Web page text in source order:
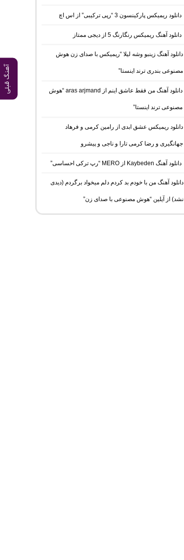
آهنگ قبلی
دانلود ریمیکس پارکینسون 3 “رپی ترکیبی” از اس اچ
دانلود آهنگ ریمیکس رنگارنگ 5 از دیجی ممتاز
دانلود آهنگ زینبو وشه لیلا “ریمیکس با صدای زن هوش
مصنوعی بندری ترند اینستا”
دانلود آهنگ من فقط عاشق اینم از aras arjmand “هوش
مصنوعی ترند اینستا”
دانلود ریمیکس عشق ابدی از رامین کرمی و فرهاد
جهانگیری و رضا کرمی تارا و ناجی و پیشرو
دانلود آهنگ Kaybeden از MERO “رپ ترکی احساسی”
دانلود آهنگ من با خودم بد کردم دلم میخواد برگردم (دیدی
نشد) از آیلین “هوش مصنوعی با صدای زن”